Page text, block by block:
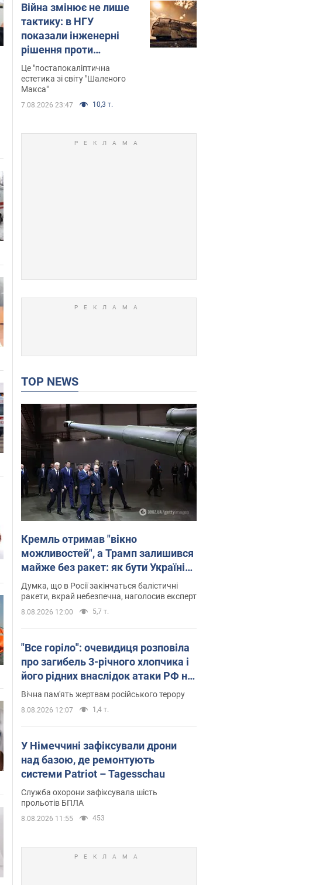
Війна змінює не лише
тактику: в НГУ
показали інженерні
рішення проти
російських FPV-дронів.
Фото
Це "постапокаліптична
естетика зі світу "Шаленого
Макса"
7.08.2026 23:47 10,3 т.
TOP NEWS
Кремль отримав "вікно
можливостей", а Трамп залишився
майже без ракет: як бути Україні?
Інтерв’ю з Мельником
Думка, що в Росії закінчаться балістичні
ракети, вкрай небезпечна, наголосив експерт
8.08.2026 12:00 5,7 т.
"Все горіло": очевидиця розповіла
про загибель 3-річного хлопчика і
його рідних внаслідок атаки РФ на
Київщину. Відео та фото
Вічна пам'ять жертвам російського терору
8.08.2026 12:07 1,4 т.
У Німеччині зафіксували дрони
над базою, де ремонтують
системи Patriot – Tagesschau
Служба охорони зафіксувала шість
прольотів БПЛА
8.08.2026 11:55 453